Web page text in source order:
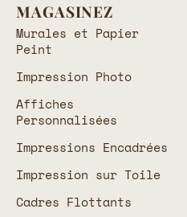
MAGASINEZ
Murales et Papier
Peint
Impression Photo
Affiches
Personnalisées
Impressions Encadrées
Impression sur Toile
Cadres Flottants